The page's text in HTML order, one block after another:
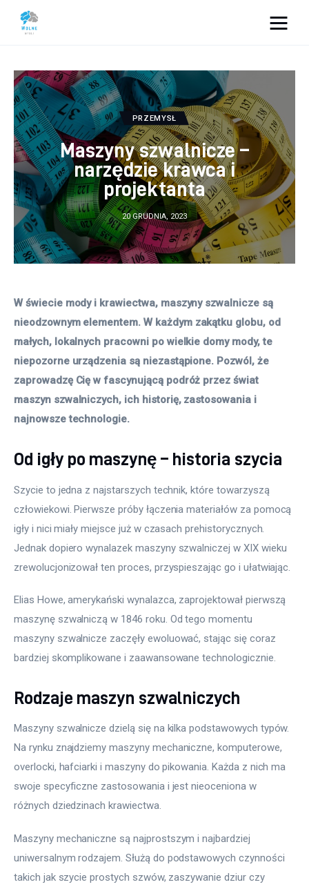
Lifestyle
Biznes
Dom i ogród
Uroda
Zdrowie
Więcej
PRZEMYSŁ
Maszyny szwalnicze –
narzędzie krawca i
projektanta
20 GRUDNIA, 2023
W świecie mody i krawiectwa, maszyny szwalnicze są
nieodzownym elementem. W każdym zakątku globu, od
małych, lokalnych pracowni po wielkie domy mody, te
niepozorne urządzenia są niezastąpione. Pozwól, że
zaprowadzę Cię w fascynującą podróż przez świat
maszyn szwalniczych, ich historię, zastosowania i
najnowsze technologie.
Od igły po maszynę – historia szycia
Szycie to jedna z najstarszych technik, które towarzyszą
człowiekowi. Pierwsze próby łączenia materiałów za pomocą
igły i nici miały miejsce już w czasach prehistorycznych.
Jednak dopiero wynalazek maszyny szwalniczej w XIX wieku
zrewolucjonizował ten proces, przyspieszając go i ułatwiając.
Elias Howe, amerykański wynalazca, zaprojektował pierwszą
maszynę szwalniczą w 1846 roku. Od tego momentu
maszyny szwalnicze zaczęły ewoluować, stając się coraz
bardziej skomplikowane i zaawansowane technologicznie.
Rodzaje maszyn szwalniczych
Maszyny szwalnicze dzielą się na kilka podstawowych typów.
Na rynku znajdziemy maszyny mechaniczne, komputerowe,
overlocki, hafciarki i maszyny do pikowania. Każda z nich ma
swoje specyficzne zastosowania i jest nieoceniona w
różnych dziedzinach krawiectwa.
Maszyny mechaniczne są najprostszym i najbardziej
uniwersalnym rodzajem. Służą do podstawowych czynności
takich jak szycie prostych szwów, zaszywanie dziur czy